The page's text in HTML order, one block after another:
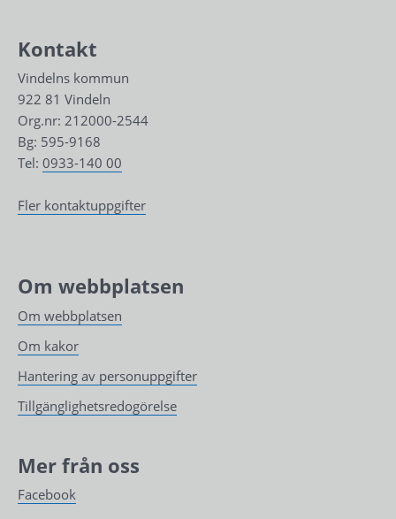
Kontakt
Vindelns kommun
922 81 Vindeln
Org.nr: 212000-2544
Bg: 595-9168
Tel: 0933-140 00
Fler kontaktuppgifter
Om webbplatsen
Om webbplatsen
Om kakor
Hantering av personuppgifter
Tillgänglighetsredogörelse
Mer från oss
Facebook